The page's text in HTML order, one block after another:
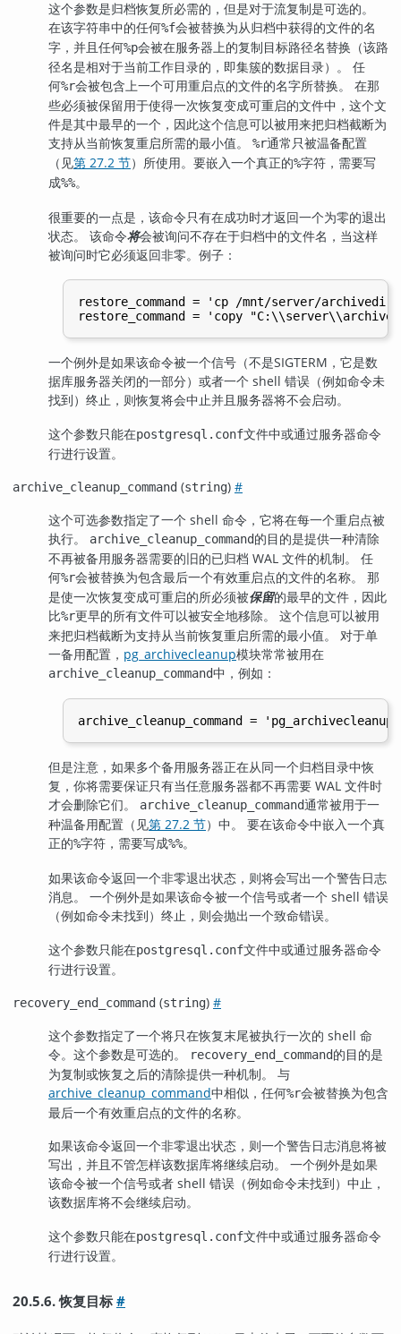
这个参数是归档恢复所必需的，但是对于流复制是可选的。
在该字符串中的任何%f会被替换为从归档中获得的文件的名
字，并且任何%p会被在服务器上的复制目标路径名替换（该路
径名是相对于当前工作目录的，即集簇的数据目录）。 任
何%r会被包含上一个可用重启点的文件的名字所替换。 在那
些必须被保留用于使得一次恢复变成可重启的文件中，这个文
件是其中最早的一个，因此这个信息可以被用来把归档截断为
支持从当前恢复重启所需的最小值。 %r通常只被温备配置
（见第 27.2 节）所使用。要嵌入一个真正的%字符，需要写
成%%。
很重要的一点是，该命令只有在成功时才返回一个为零的退出
状态。 该命令将会被询问不存在于归档中的文件名，当这样
被询问时它必须返回非零。例子：
restore_command = 'cp /mnt/server/
一个例外是如果该命令被一个信号（不是SIGTERM ，它是数
据库服务器关闭的一部分）或者一个 shell 错误（例如命令未
找到）终止，则恢复将会中止并且服务器将不会启动。
这个参数只能在postgresql.conf文件中或通过服务器命令
行进行设置。
archive_cleanup_command (string) #
这个可选参数指定了一个 shell 命令，它将在每一个重启点被
执行。
archive_cleanup_command的目的是提供一种清除
不再被备用服务器需要的旧的已归档 WAL 文件的机制。 任
何%r会被替换为包含最后一个有效重启点的文件的名称。 那
是使一次恢复变成可重启的所必须被保留的最早的文件，因此
比%r更早的所有文件可以被安全地移除。 这个信息可以被用
来把归档截断为支持从当前恢复重启所需的最小值。 对于单
一备用配置， pg_archivecleanup模块常常被用在
archive_cleanup_command中，例如：
archive_cleanup_command =
但是注意，如果多个备用服务器正在从同一个归档目录中恢
复，你将需要保证只有当任意服务器都不再需要 WAL 文件时
才会删除它们。
archive_cleanup_command通常被用于一
种温备用配置（见第 27.2 节）中。 要在该命令中嵌入一个真
正的%字符，需要写成%%。
如果该命令返回一个非零退出状态，则将会写出一个警告日志
消息。 一个例外是如果该命令被一个信号或者一个 shell 错误
（例如命令未找到）终止，则会抛出一个致命错误。
这个参数只能在postgresql.conf文件中或通过服务器命令
行进行设置。
recovery_end_command (string) #
这个参数指定了一个将只在恢复末尾被执行一次的 shell 命
令。这个参数是可选的。
recovery_end_command的目的是
为复制或恢复之后的清除提供一种机制。 与
archive_cleanup_command中相似，任何%r会被替换为包含
最后一个有效重启点的文件的名称。
如果该命令返回一个非零退出状态，则一个警告日志消息将被
写出，并且不管怎样该数据库将继续启动。 一个例外是如果
该命令被一个信号或者 shell 错误（例如命令未找到）中止，
该数据库将不会继续启动。
这个参数只能在postgresql.conf文件中或通过服务器命令
行进行设置。
20.5.6. 恢复目标#